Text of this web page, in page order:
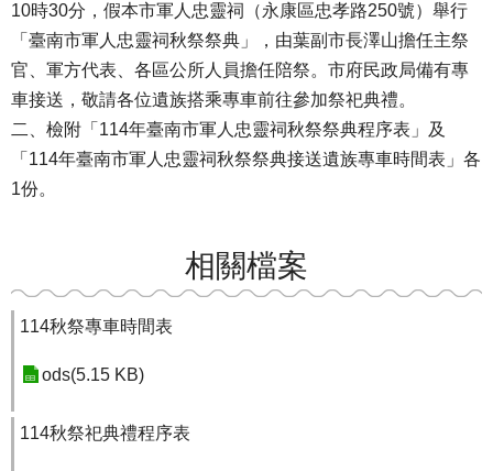
10時30分，假本市軍人忠靈祠（永康區忠孝路250號）舉行
「臺南市軍人忠靈祠秋祭祭典」，由葉副市長澤山擔任主祭
官、軍方代表、各區公所人員擔任陪祭。市府民政局備有專
車接送，敬請各位遺族搭乘專車前往參加祭祀典禮。
二、檢附「114年臺南市軍人忠靈祠秋祭祭典程序表」及
「114年臺南市軍人忠靈祠秋祭祭典接送遺族專車時間表」各
1份。
相關檔案
114秋祭專車時間表
ods(5.15 KB)
114秋祭祀典禮程序表